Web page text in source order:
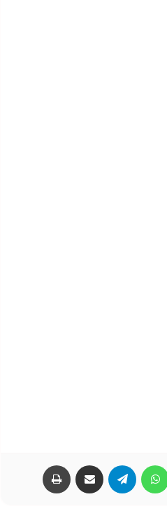
ماسنجر واتساب تيلقرام مشاركة عبر البريد